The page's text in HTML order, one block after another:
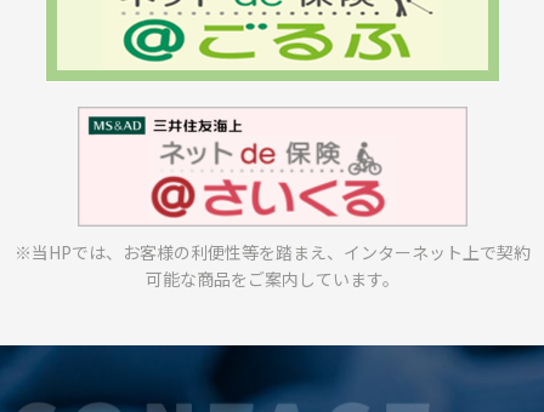
※当HPでは、お客様の利便性等を踏まえ、 インターネット上で契約
可能な商品をご案内しています。